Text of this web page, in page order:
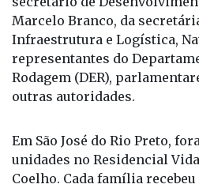
representantes do
Rodagem (DER),
outras autoridades.
Em São José do Rio Preto,
para a compra do imóvel
Os imóveis possuem 43 m²